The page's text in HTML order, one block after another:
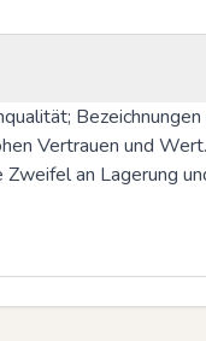
Bezeichnungen
Vertrauen und
an Lagerung